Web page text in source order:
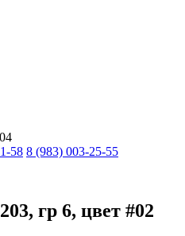
58 8 (983) 003-25-55
гр 6, цвет #02